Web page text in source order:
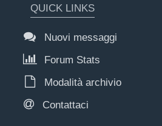
QUICK LINKS
Nuovi messaggi
Forum Stats
Modalità archivio
Contattaci